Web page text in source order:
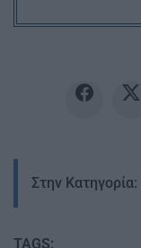
Στην Κατηγορία:
TAGS: